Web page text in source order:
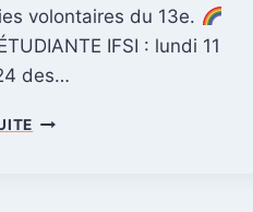
volontaires du 13e.
IFSI : lundi 11
des…